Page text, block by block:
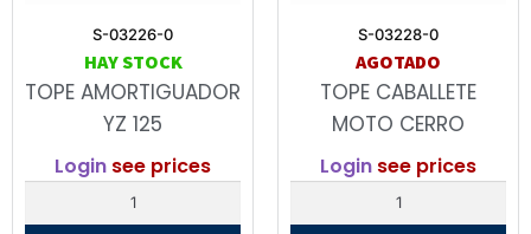
S-03226-0
HAY STOCK
TOPE AMORTIGUADOR
YZ 125
Login see prices
S-03228-0
AGOTADO
TOPE CABALLETE
MOTO CERRO
Login see prices